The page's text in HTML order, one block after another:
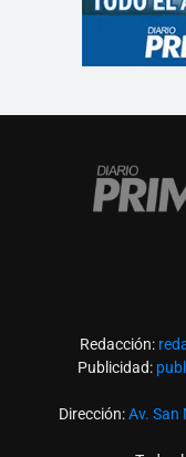
Redacción:
Publicidad:
Dirección:Av. San